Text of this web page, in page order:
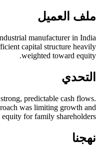
ملف العميل
manufacturer in India
capital structure heavily
weighted toward equity.
التحدي
predictable cash flows.
was limiting growth and
for family shareholders.
نهجنا